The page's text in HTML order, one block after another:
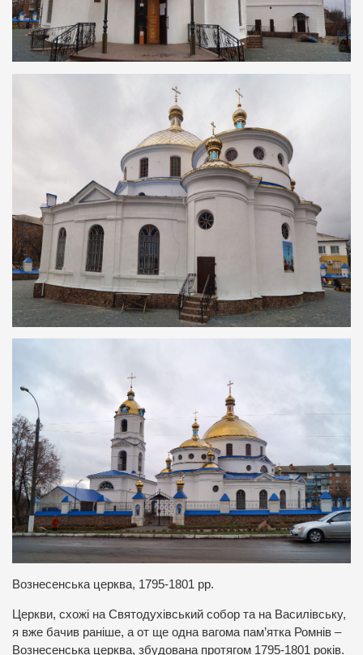
Вознесенська церква, 1795-1801 рр.
Церкви, схожі на Святодухівський собор та на Василівську,
я вже бачив раніше, а от ще одна вагома пам’ятка Ромнів –
Вознесенська церква, збудована протягом 1795-1801 років.